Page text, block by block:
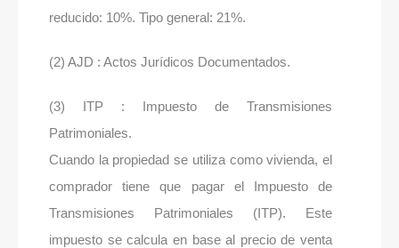
reducido: 10%. Tipo general: 21%.
(2) AJD : Actos Jurídicos Documentados.
(3) ITP : Impuesto de Transmisiones
Patrimoniales.
Cuando la propiedad se utiliza como vivienda, el
comprador tiene que pagar el Impuesto de
Transmisiones Patrimoniales (ITP). Este
impuesto se calcula en base al precio de venta